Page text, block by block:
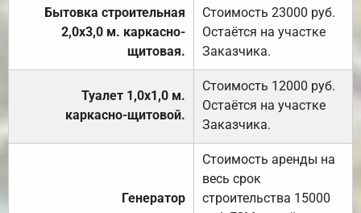
Бытовка строительная
2,0х3,0 м. каркасно-
щитовая.
Стоимость 23000 руб.
Остаётся на участке
Заказчика.
Туалет 1,0х1,0 м.
каркасно-щитовой.
Стоимость 12000 руб.
Остаётся на участке
Заказчика.
Генератор
Стоимость аренды на
весь срок
строительства 15000